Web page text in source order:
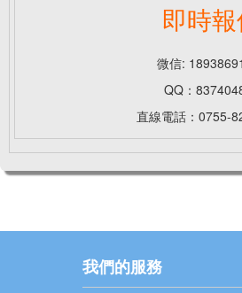
即時
微信:
QQ：
直線電話：0755-
我們的服務